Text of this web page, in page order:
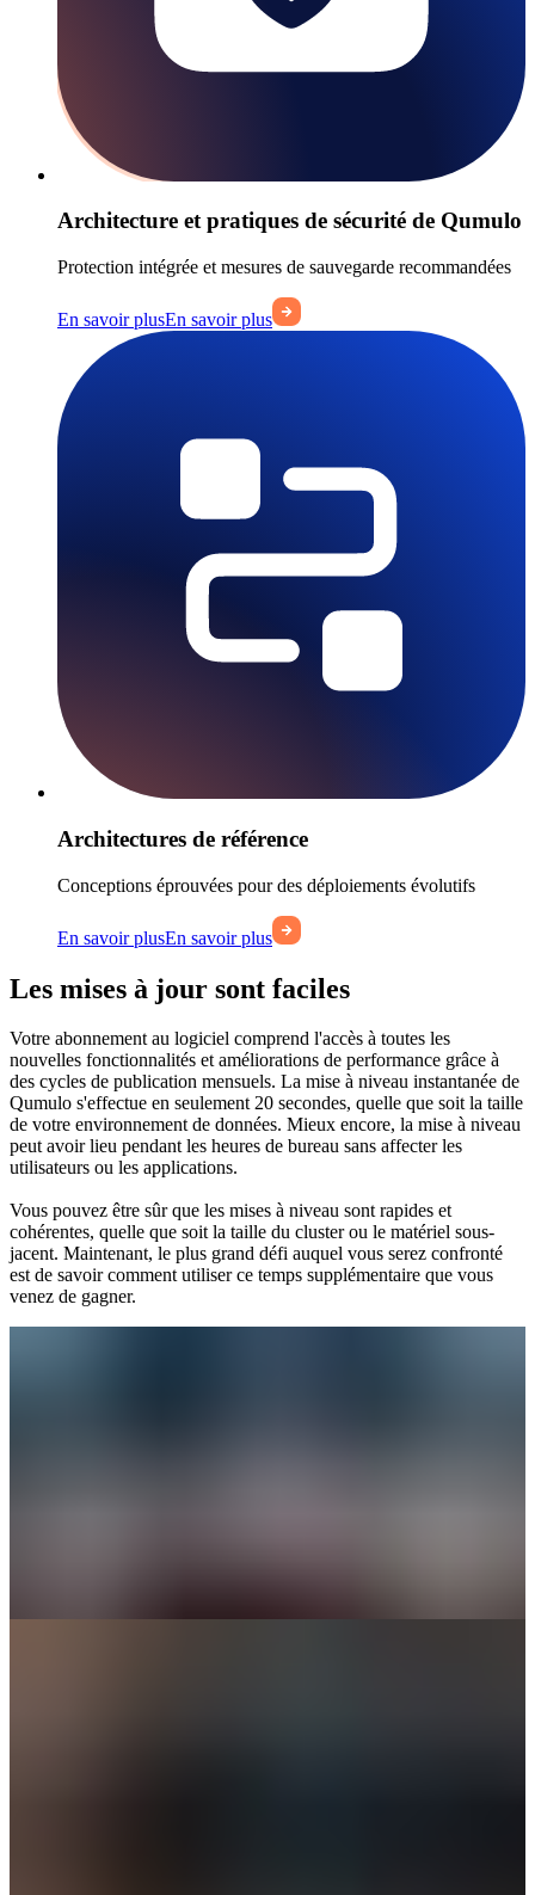
Architecture et pratiques de sécurité de Qumulo
Protection intégrée et mesures de sauvegarde recommandées
En savoir plusEn savoir plus
Architectures de référence
Conceptions éprouvées pour des déploiements évolutifs
En savoir plusEn savoir plus
Les mises à jour sont faciles
Votre abonnement au logiciel comprend l'accès à toutes les
nouvelles fonctionnalités et améliorations de performance grâce à
des cycles de publication mensuels. La mise à niveau instantanée de
Qumulo s'effectue en seulement 20 secondes, quelle que soit la taille
de votre environnement de données. Mieux encore, la mise à niveau
peut avoir lieu pendant les heures de bureau sans affecter les
utilisateurs ou les applications.
Vous pouvez être sûr que les mises à niveau sont rapides et
cohérentes, quelle que soit la taille du cluster ou le matériel sous-
jacent. Maintenant, le plus grand défi auquel vous serez confronté
est de savoir comment utiliser ce temps supplémentaire que vous
venez de gagner.